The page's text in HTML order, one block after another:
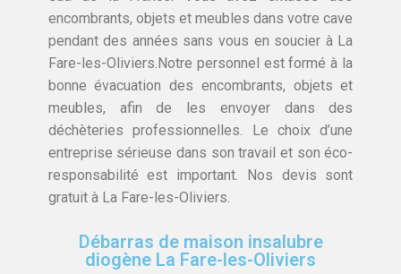
encombrants, objets et meubles dans votre cave
pendant des années sans vous en soucier à La
Fare-les-Oliviers.Notre personnel est formé à la
bonne évacuation des encombrants, objets et
meubles, afin de les envoyer dans des
déchèteries professionnelles. Le choix d’une
entreprise sérieuse dans son travail et son éco-
responsabilité est important. Nos devis sont
gratuit à La Fare-les-Oliviers.
Débarras de maison insalubre
diogène La Fare-les-Oliviers